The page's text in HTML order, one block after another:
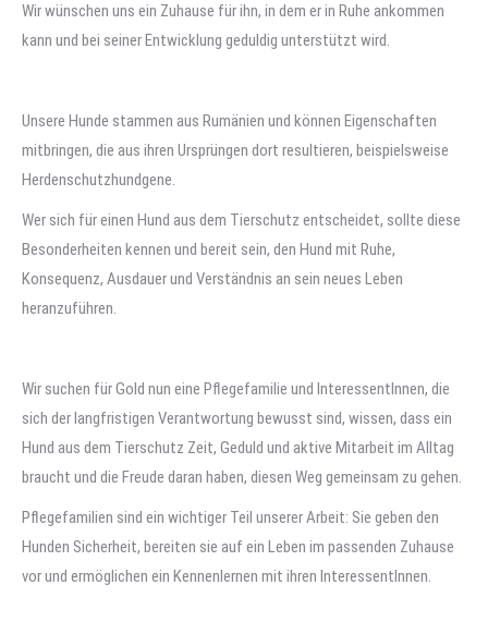
Wir wünschen uns ein Zuhause für ihn, in dem er in Ruhe ankommen
kann und bei seiner Entwicklung geduldig unterstützt wird.
Unsere Hunde stammen aus Rumänien und können Eigenschaften
mitbringen, die aus ihren Ursprüngen dort resultieren, beispielsweise
Herdenschutzhundgene.
Wer sich für einen Hund aus dem Tierschutz entscheidet, sollte diese
Besonderheiten kennen und bereit sein, den Hund mit Ruhe,
Konsequenz, Ausdauer und Verständnis an sein neues Leben
heranzuführen.
Wir suchen für Gold nun eine Pflegefamilie und InteressentInnen, die
sich der langfristigen Verantwortung bewusst sind, wissen, dass ein
Hund aus dem Tierschutz Zeit, Geduld und aktive Mitarbeit im Alltag
braucht und die Freude daran haben, diesen Weg gemeinsam zu gehen.
Pflegefamilien sind ein wichtiger Teil unserer Arbeit: Sie geben den
Hunden Sicherheit, bereiten sie auf ein Leben im passenden Zuhause
vor und ermöglichen ein Kennenlernen mit ihren InteressentInnen.